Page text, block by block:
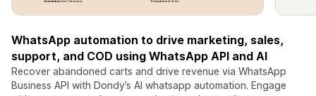
WhatsApp automation to drive marketing, sales,
support, and COD using WhatsApp API and AI
Recover abandoned carts and drive revenue via WhatsApp
Business API with Dondy’s AI whatsapp automation. Engage